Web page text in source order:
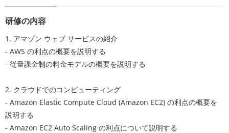
研修の内容
1. アマゾン ウェブ サービスの紹介
- AWS の利点の概要を説明する
- 従量課金制の料金モデルの概要を説明する
2. クラウドでのコンピューティング
- Amazon Elastic Compute Cloud (Amazon EC2) の利点の概要を
説明する
- Amazon EC2 Auto Scaling の利点について説明する